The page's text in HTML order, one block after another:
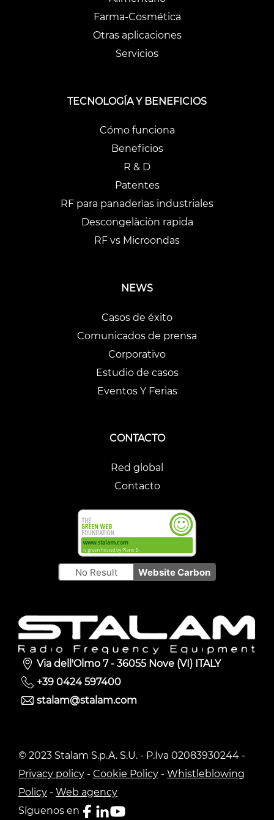
Farma-Cosmética
Otras aplicaciones
Servicios
TECNOLOGÍA Y BENEFICIOS
Cómo funciona
Beneficios
R & D
Patentes
RF para panaderìas industriales
Descongelàciòn rapida
RF vs Microondas
NEWS
Casos de éxito
Comunicados de prensa
Corporativo
Estudio de casos
Eventos Y Ferias
CONTACTO
Red global
Contacto
No Result Website Carbon
Via dell'Olmo 7 - 36055 Nove (VI) ITALY
+39 0424 597400
stalam@stalam.com
© 2023 Stalam S.p.A. S.U. - P.Iva 02083930244 -
Privacy policy - Cookie Policy - Whistleblowing
Policy - Web agency
Síguenos en